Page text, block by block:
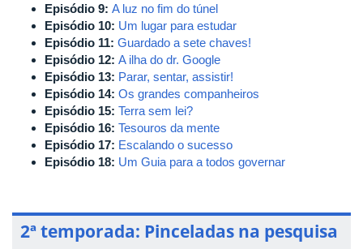
Episódio 9: A luz no fim do túnel
Episódio 10: Um lugar para estudar
Episódio 11: Guardado a sete chaves!
Episódio 12: A ilha do dr. Google
Episódio 13: Parar, sentar, assistir!
Episódio 14: Os grandes companheiros
Episódio 15: Terra sem lei?
Episódio 16: Tesouros da mente
Episódio 17: Escalando o sucesso
Episódio 18: Um Guia para a todos governar
2ª temporada: Pinceladas na pesquisa